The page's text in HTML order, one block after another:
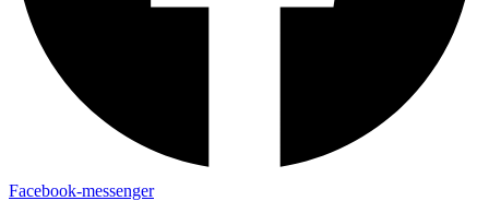
Facebook-messenger